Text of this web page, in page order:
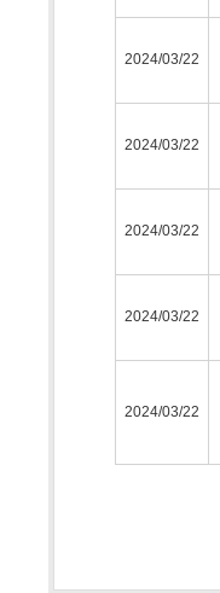
2024/03/22
2024/03/22
2024/03/22
2024/03/22
2024/03/22